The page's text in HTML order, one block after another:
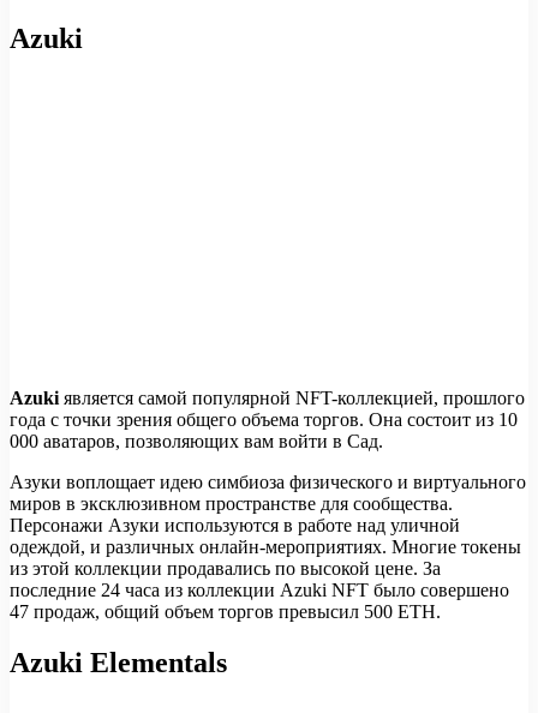
Azuki
Azuki является самой популярной NFT-коллекцией, прошлого
года с точки зрения общего объема торгов. Она состоит из 10
000 аватаров, позволяющих вам войти в Сад.
Азуки воплощает идею симбиоза физического и виртуального
миров в эксклюзивном пространстве для сообщества.
Персонажи Азуки используются в работе над уличной
одеждой, и различных онлайн-мероприятиях. Многие токены
из этой коллекции продавались по высокой цене. За
последние 24 часа из коллекции Azuki NFT было совершено
47 продаж, общий объем торгов превысил 500 ETH.
Azuki Elementals